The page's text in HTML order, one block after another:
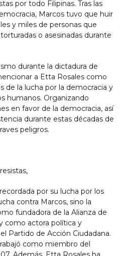
por todo Filipinas. Tras las
Marcos tuvo que huir
y miles de personas que
o asesinadas durante
durante la dictadura de
a Etta Rosales como
de la lucha por la democracia y
humanos. Organizando
en favor de la democracia, así
durante estas décadas de
peligros.
por su lucha por los
contra Marcos, sino la
fundadora de la Alianza de
como actora política y
Partido de Acción Ciudadana.
como miembro del